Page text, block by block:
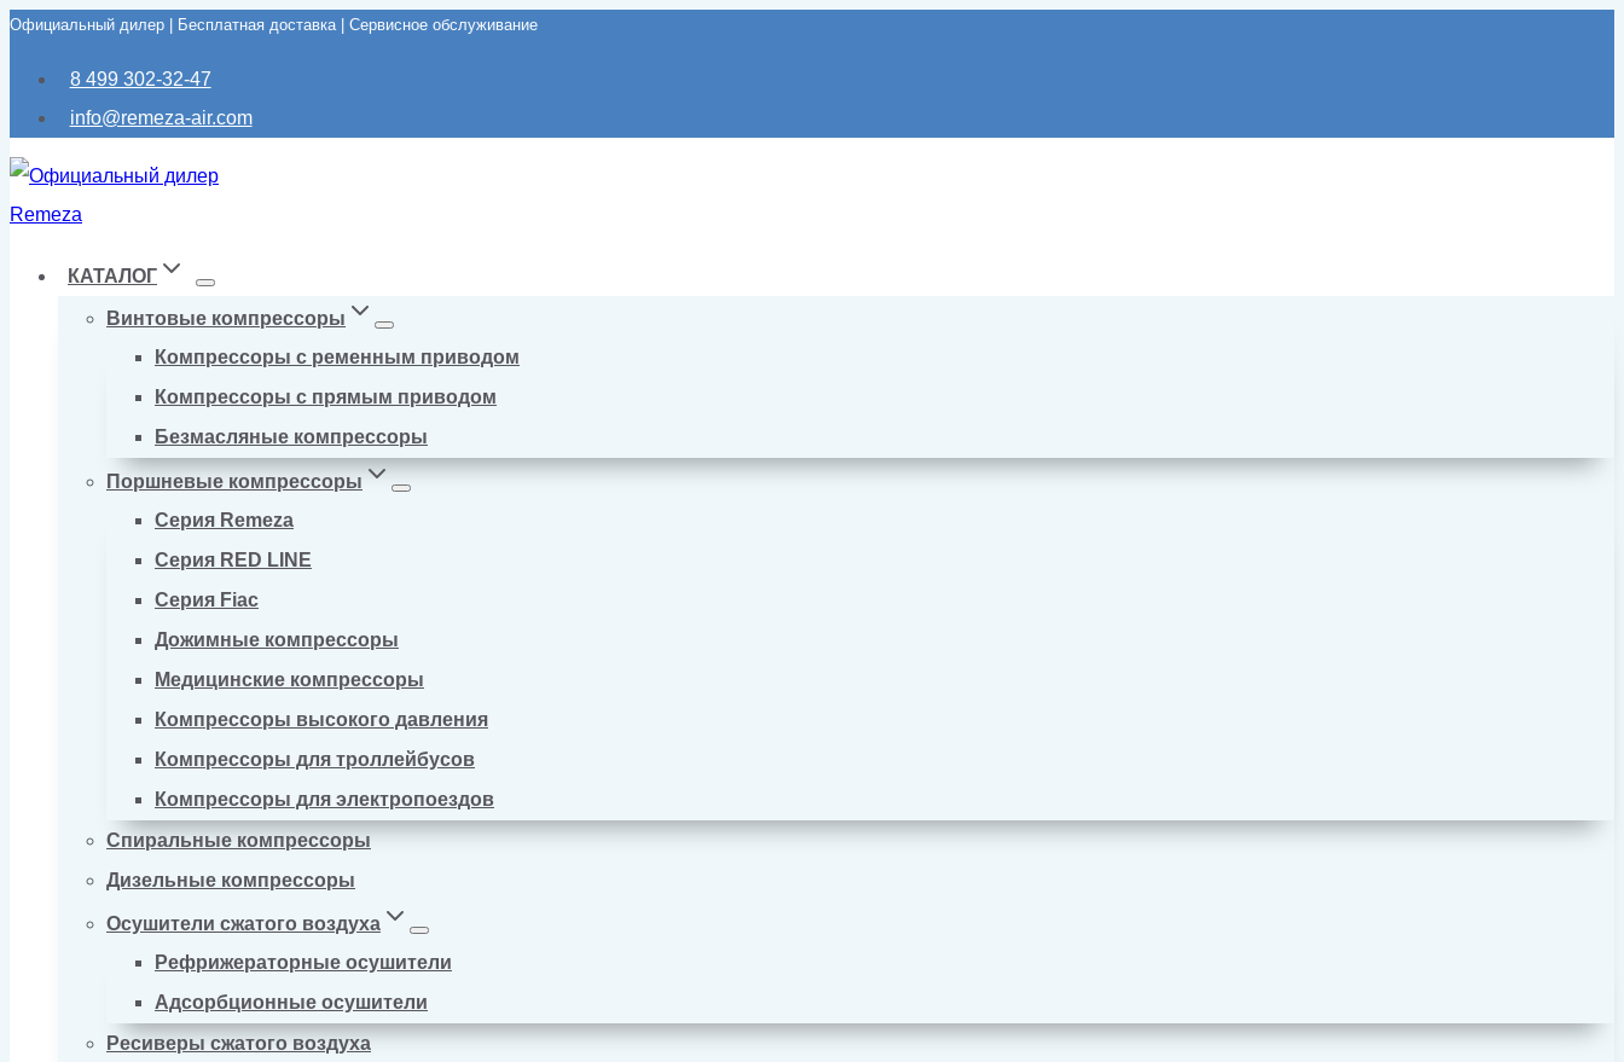
Перейти
Официальный дилер | Бесплатная доставка | Сервисное обслуживание
8 499 302-32-47
info@remeza-air.com
КАТАЛОГ
Винтовые компрессоры
Компрессоры с ременным приводом
Компрессоры с прямым приводом
Безмасляные компрессоры
Поршневые компрессоры
Серия Remeza
Серия RED LINE
Серия Fiac
Дожимные компрессоры
Медицинские компрессоры
Компрессоры высокого давления
Компрессоры для троллейбусов
Компрессоры для электропоездов
Спиральные компрессоры
Дизельные компрессоры
Осушители сжатого воздуха
Рефрижераторные осушители
Адсорбционные осушители
Ресиверы сжатого воздуха